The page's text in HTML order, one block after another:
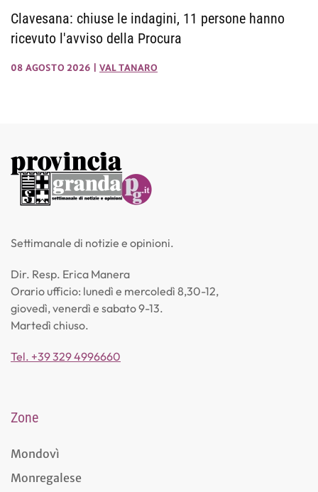
Clavesana: chiuse le indagini, 11 persone hanno
ricevuto l'avviso della Procura
08 AGOSTO 2026 VAL TANARO
Settimanale di notizie e opinioni.
Dir. Resp. Erica Manera
Orario ufficio: lunedì e mercoledì 8,30-12,
giovedì, venerdì e sabato 9-13.
Martedì chiuso.
Tel. +39 329 4996660
Zone
Mondovì
Monregalese